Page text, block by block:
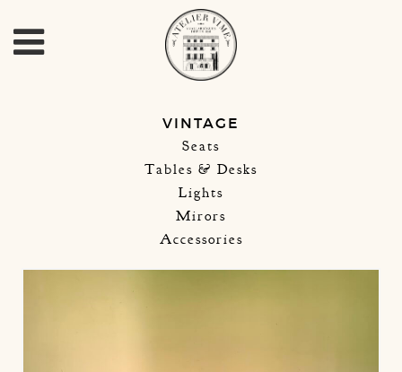
VINTAGE
Seats
Tables & Desks
Lights
Mirors
Accessories